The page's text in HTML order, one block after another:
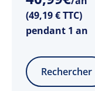
(49,19 € TTC)
pendant 1 an
Rechercher